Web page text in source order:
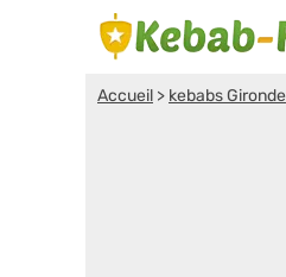
Accueil > kebabs Gironde